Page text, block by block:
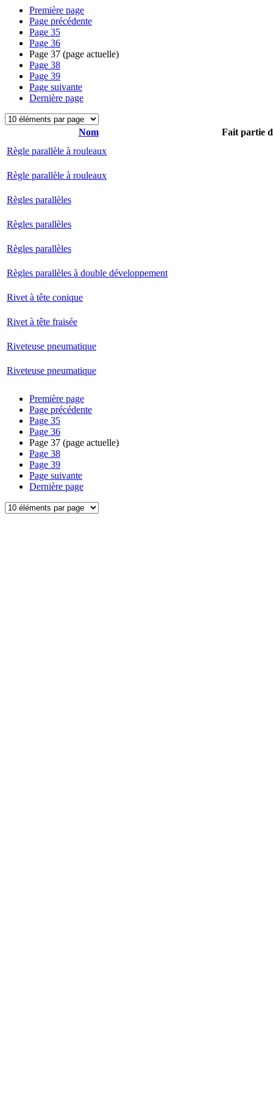
Première page
Page précédente
Page 35
Page 36
Page 37 (page actuelle)
Page 38
Page 39
Page suivante
Dernière page
Nom
Fait partie
Règle parallèle à rouleaux
Règle parallèle à rouleaux
Règles parallèles
Règles parallèles
Règles parallèles
Règles parallèles à double développement
Rivet à tête conique
Rivet à tête fraisée
Riveteuse pneumatique
Riveteuse pneumatique
Première page
Page précédente
Page 35
Page 36
Page 37 (page actuelle)
Page 38
Page 39
Page suivante
Dernière page